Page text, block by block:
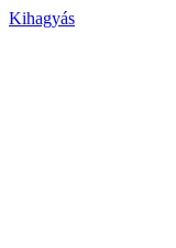
Kihagyás